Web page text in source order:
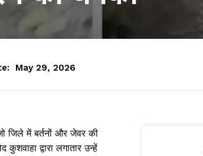
May 29, 2026
जिले में बर्तनों और जेवर की
द्वारा लगातार उन्हें